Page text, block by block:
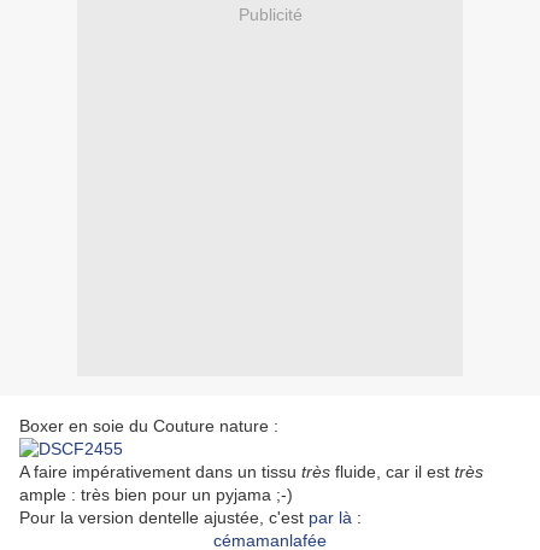
Publicité
Boxer en soie du Couture nature :
A faire impérativement dans un tissu très fluide, car il est très
ample : très bien pour un pyjama ;-)
Pour la version dentelle ajustée, c'est par là :
cémamanlafée